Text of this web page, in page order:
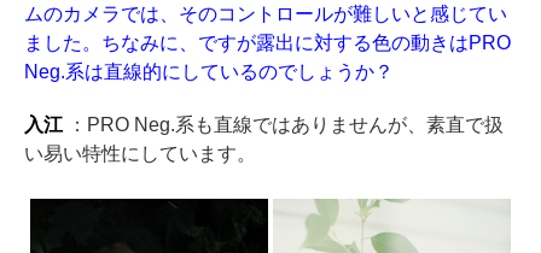
ムのカメラでは、そのコントロールが難しいと感じてい
ました。ちなみに、ですが露出に対する色の動きはPRO
Neg.系は直線的にしているのでしょうか？
入江
：PRO Neg.系も直線ではありませんが、素直で扱
い易い特性にしています。